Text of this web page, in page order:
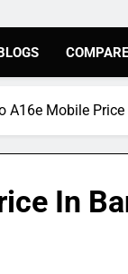
A16e Mobile
In